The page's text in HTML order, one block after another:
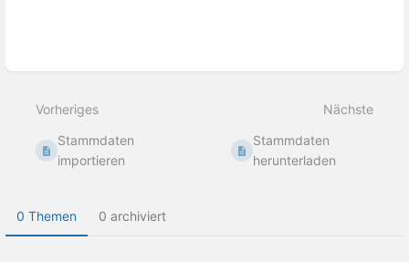
Vorheriges
Stammdaten
importieren
Nächste
Stammdaten
herunterladen
0 Themen 0 archiviert